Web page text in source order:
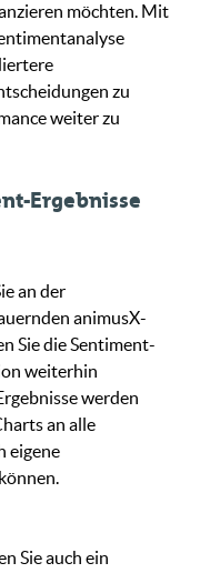
möchten. Mit
zu
weiter zu
Ergebnisse
an der
animusX-
Sie die Sentiment-
weiterhin
werden
an alle
eigene
Sie auch ein